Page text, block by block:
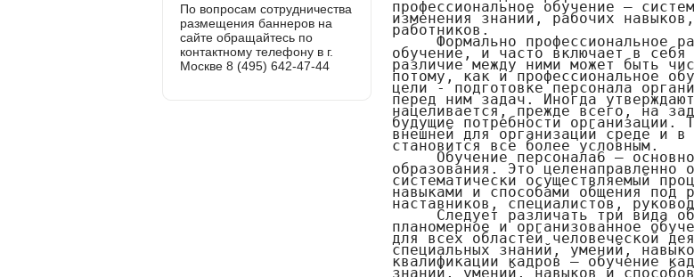
По вопросам сотрудничества
размещения баннеров на
сайте обращайтесь по
контактному телефону в г.
Москве 8 (495) 642-47-44